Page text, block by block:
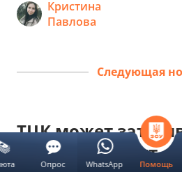
Кристина
Павлова
Следующая
ТЦК может
как долго могут
Помощь
Опрос WhatsApp